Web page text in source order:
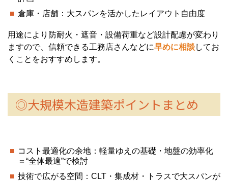
倉庫・店舗：大スパンを活かしたレイアウト自由度
用途により防耐火・遮音・設備荷重など設計配慮が変わり
ますので、信頼できる工務店さんなどに早めに相談してお
くことをおすすめします。
◎大規模木造建築ポイントまとめ
コスト最適化の余地：軽量ゆえの基礎・地盤の効率化
＝“全体最適”で検討
技術で広がる空間：CLT・集成材・トラスで大スパンが